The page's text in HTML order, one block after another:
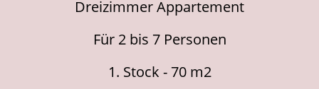
Dreizimmer Appartement
Für 2 bis 7 Personen
1. Stock - 70 m2